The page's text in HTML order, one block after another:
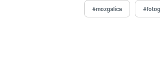
#mozgalica